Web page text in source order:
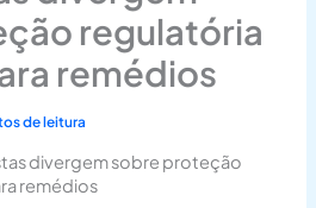
regulatória
remédios
de leitura
divergem sobre proteção
remédios